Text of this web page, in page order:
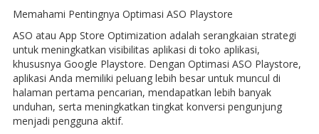
Memahami Pentingnya Optimasi ASO Playstore
ASO atau App Store Optimization adalah serangkaian strategi
untuk meningkatkan visibilitas aplikasi di toko aplikasi,
khususnya Google Playstore. Dengan Optimasi ASO Playstore,
aplikasi Anda memiliki peluang lebih besar untuk muncul di
halaman pertama pencarian, mendapatkan lebih banyak
unduhan, serta meningkatkan tingkat konversi pengunjung
menjadi pengguna aktif.